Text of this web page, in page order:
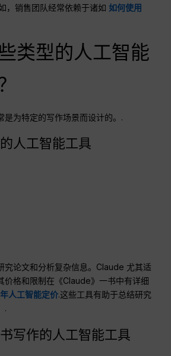
，销售团队经常依赖于诸如如何使用
类型的人工智能
是为特定的写作场景而设计的。.
人工智能工具
究论文和分析复杂信息。Claude 尤其适
价格和限制在《Claude》一书中有详细
人工智能定价.这些工具有助于总结研究
.
写作的人工智能工具